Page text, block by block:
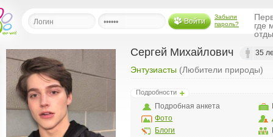
Войти
Забыли
пароль?
где
Сергей Михайлович 35
Энтузиасты (Любители природы)
Подробности
Подробная анкета
Фото
Блоги